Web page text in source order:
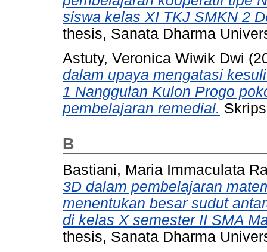
siswa kelas XI TKJ SMKN 2
thesis, Sanata Dharma
Astuty, Veronica Wiwik Dwi
dalam upaya mengatasi
1 Nanggulan Kulon Progo
pembelajaran remedial.
B
Bastiani, Maria Immaculata
3D dalam pembelajaran
menentukan besar sudut
di kelas X semester II SMA
thesis, Sanata Dharma